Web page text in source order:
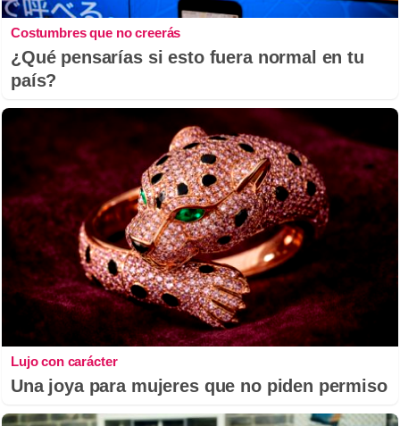
Costumbres que no creerás
¿Qué pensarías si esto fuera normal en tu
país?
Lujo con carácter
Una joya para mujeres que no piden permiso